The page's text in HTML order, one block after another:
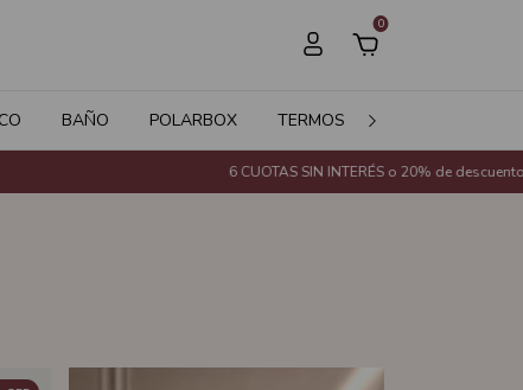
0
BAÑO POLARBOX TERMOS
6 CUOTAS SIN INTERÉS o 20% de descuento con